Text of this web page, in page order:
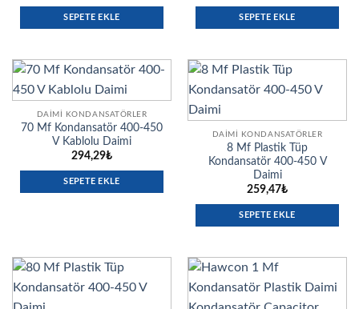
SEPETE EKLE SEPETE EKLE
DAIMI KONDANSATÖRLER
70 Mf Kondansatör 400-450
V Kablolu Daimi
294,29₺
SEPETE EKLE
DAIMI KONDANSATÖRLER
8 Mf Plastik Tüp
Kondansatör 400-450 V
Daimi
259,47₺
SEPETE EKLE